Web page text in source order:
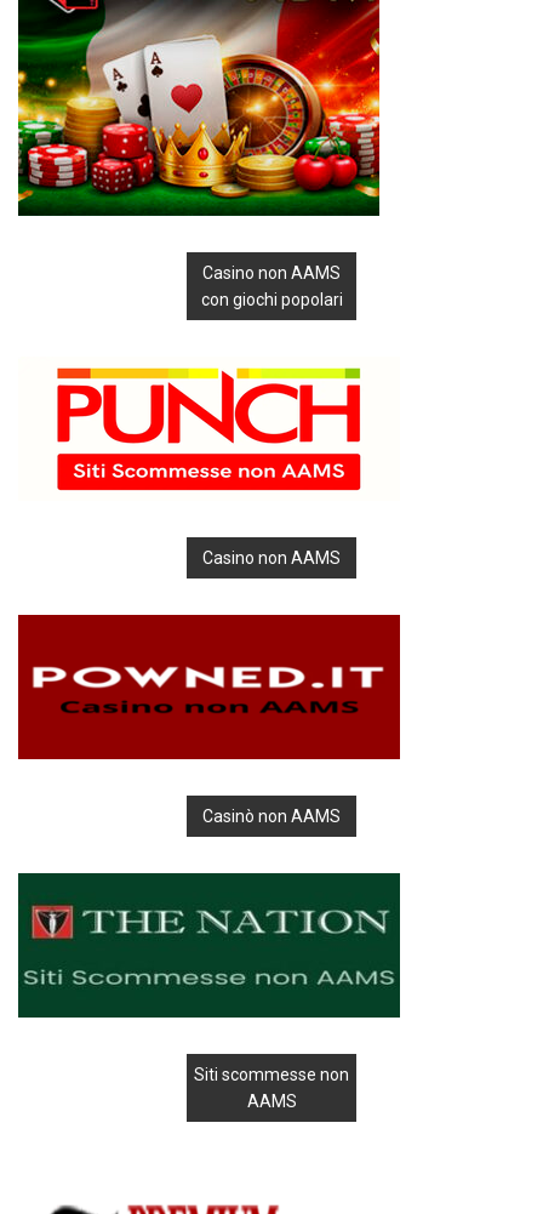
Casino non AAMS
con giochi popolari
Casino non AAMS
Casinò non AAMS
Siti scommesse non
AAMS